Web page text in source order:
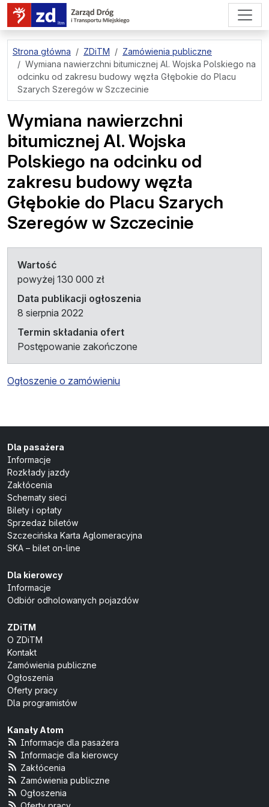
przejdź do treści strony
Strona główna ZDiTM
Zamówienia publiczne
Wymiana nawierzchni bitumicznej Al. Wojska Polskiego na
odcinku od zakresu budowy węzła Głębokie do Placu
Szarych Szeregów w Szczecinie
Wymiana nawierzchni
bitumicznej Al. Wojska
Polskiego na odcinku od
zakresu budowy węzła
Głębokie do Placu Szarych
Szeregów w Szczecinie
Wartość
powyżej 130 000 zł
Data publikacji ogłoszenia
8 sierpnia 2022
Termin składania ofert
Postępowanie zakończone
Ogłoszenie o zamówieniu
Dla pasażera
Informacje
Rozkłady jazdy
Zakłócenia
Schematy sieci
Bilety i opłaty
Sprzedaż biletów
Szczecińska Karta Aglomeracyjna
SKA – bilet on-line
Dla kierowcy
Informacje
Odbiór odholowanych pojazdów
ZDiTM
O ZDiTM
Kontakt
Zamówienia publiczne
Ogłoszenia
Oferty pracy
Dla programistów
Kanały Atom
Informacje dla pasażera
Informacje dla kierowcy
Zakłócenia
Zamówienia publiczne
Ogłoszenia